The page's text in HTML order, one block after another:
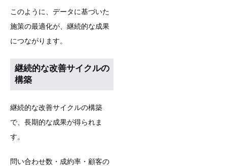
このように、データに基づいた
施策の最適化が、継続的な成果
につながります。
継続的な改善サイクルの
構築
継続的な改善サイクルの構築
で、長期的な成果が得られま
す。
問い合わせ数・成約率・顧客の